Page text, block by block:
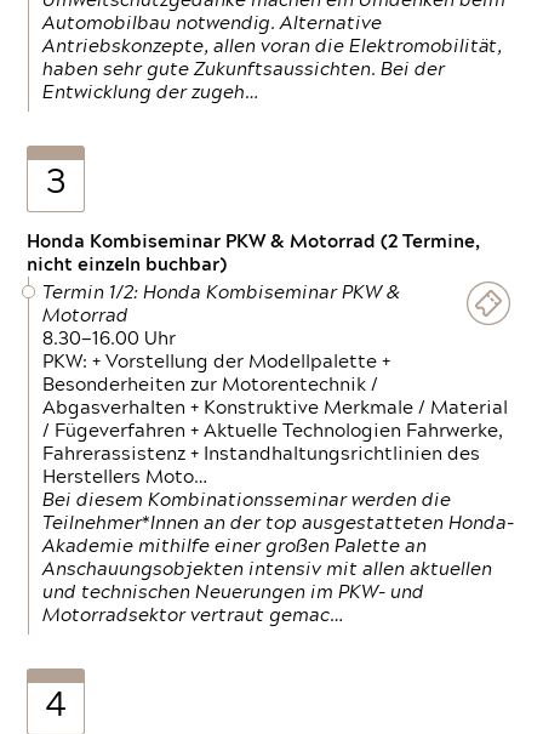
Automobilbau notwendig. Alternative
Antriebskonzepte, allen voran die Elektromobilität,
haben sehr gute Zukunftsaussichten. Bei der
Entwicklung der zugeh…
3
Honda Kombiseminar PKW & Motorrad (2 Termine,
nicht einzeln buchbar)
Termin 1/2: Honda Kombiseminar PKW &
Motorrad
8.30—16.00 Uhr
PKW: + Vorstellung der Modellpalette +
Besonderheiten zur Motorentechnik /
Abgasverhalten + Konstruktive Merkmale / Material
/ Fügeverfahren + Aktuelle Technologien Fahrwerke,
Fahrerassistenz + Instandhaltungsrichtlinien des
Herstellers Moto…
Bei diesem Kombinationsseminar werden die
Teilnehmer*Innen an der top ausgestatteten Honda-
Akademie mithilfe einer großen Palette an
Anschauungsobjekten intensiv mit allen aktuellen
und technischen Neuerungen im PKW- und
Motorradsektor vertraut gemac…
4